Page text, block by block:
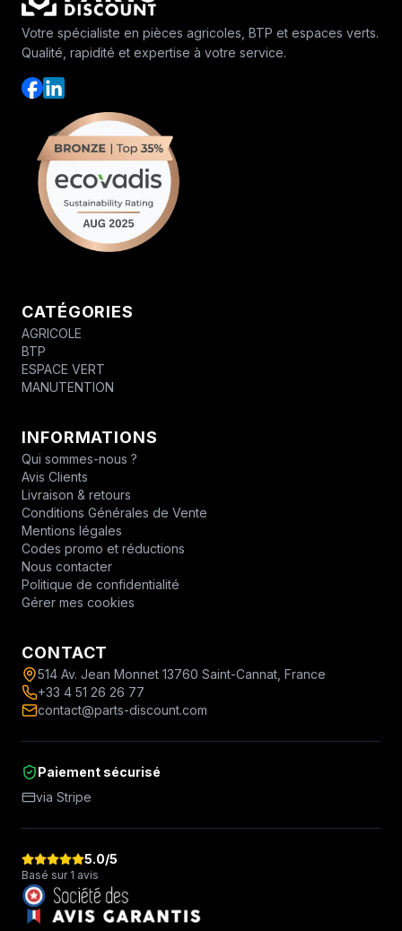
Votre spécialiste en pièces agricoles, BTP et espaces verts.
Qualité, rapidité et expertise à votre service.
CATÉGORIES
AGRICOLE
BTP
ESPACE VERT
MANUTENTION
INFORMATIONS
Qui sommes-nous ?
Avis Clients
Livraison & retours
Conditions Générales de Vente
Mentions légales
Codes promo et réductions
Nous contacter
Politique de confidentialité
Gérer mes cookies
CONTACT
514 Av. Jean Monnet 13760 Saint-Cannat, France
+33 4 51 26 26 77
contact@parts-discount.com
Paiement sécurisé
via Stripe
5.0/5
Basé sur 1 avis